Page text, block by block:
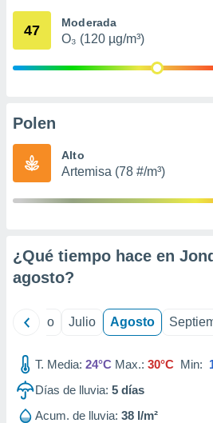
mediante
publicidad
de
47 Moderada
O₃ (120 µg/m³)
Polen
Alto
Artemisa (78 #/m³)
¿Qué tiempo hace en
agosto?
Junio Julio Agosto
T. Media: 24°C Max.: 30°C Min:
Días de lluvia: 5 días
Acum. de lluvia: 38 l/m²